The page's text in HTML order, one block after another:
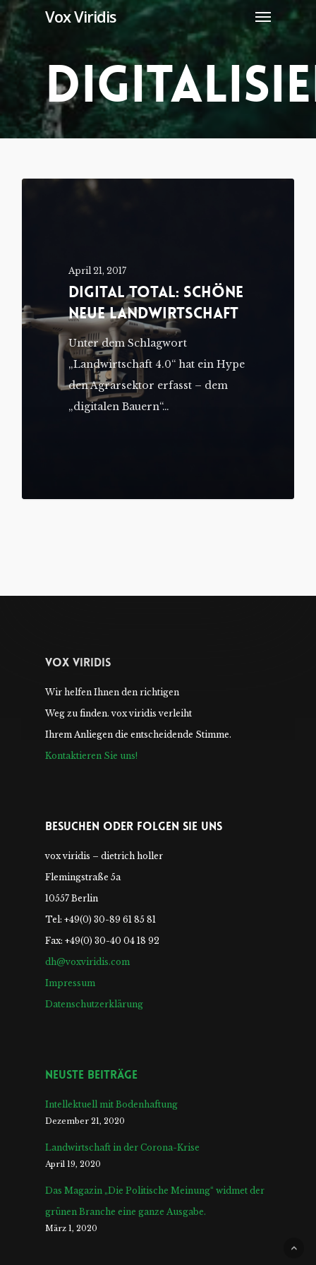
Skip
main
content
Vox Viridis Menu
April 21, 2017
Digital Total: Schöne
Neue Landwirtschaft
Unter dem Schlagwort
„Landwirtschaft 4.0“ hat ein Hype
den Agrarsektor erfasst – dem
„digitalen Bauern“…
Vox Viridis
Wir helfen Ihnen den richtigen
Weg zu finden. vox viridis verleiht
Ihrem Anliegen die entscheidende Stimme.
Kontaktieren Sie uns!
Besuchen Oder Folgen Sie Uns
vox viridis – dietrich holler
Flemingstraße 5a
10557 Berlin
Tel: +49(0) 30-89 61 85 81
Fax: +49(0) 30-40 04 18 92
dh@voxviridis.com
Impressum
Datenschutzerklärung
Neuste Beiträge
Intellektuell mit Bodenhaftung
Dezember 21, 2020
Landwirtschaft in der Corona-Krise
April 19, 2020
Das Magazin „Die Politische Meinung“ widmet der
grünen Branche eine ganze Ausgabe.
März 1, 2020